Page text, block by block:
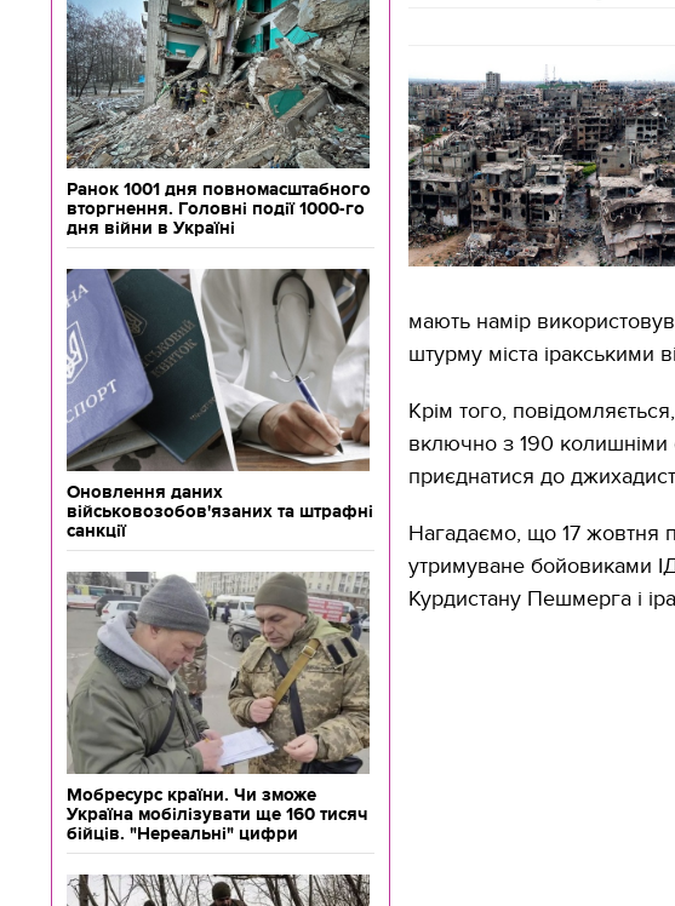
Ранок 1001 дня повномасштабного
вторгнення. Головні події 1000-го
дня війни в Україні
Оновлення даних
військовозобов'язаних та штрафні
санкції
Мобресурс країни. Чи зможе
Україна мобілізувати ще 160 тисяч
бійців. "Нереальні" цифри
мають намір
штурму міста іракськими
Крім того,
включно з 190 колишніми
приєднатися до
Нагадаємо, що 17 жовтня
утримуване бойовиками
Курдистану Пешмерга і